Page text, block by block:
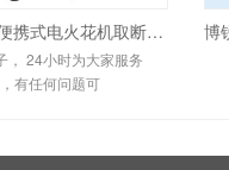
博锐兴 RX-3000ALG 便携式电火花机取断丝锥机升级中心出水款 24小时服务热线：1822
， 24小时为大家服务
有任何问题可